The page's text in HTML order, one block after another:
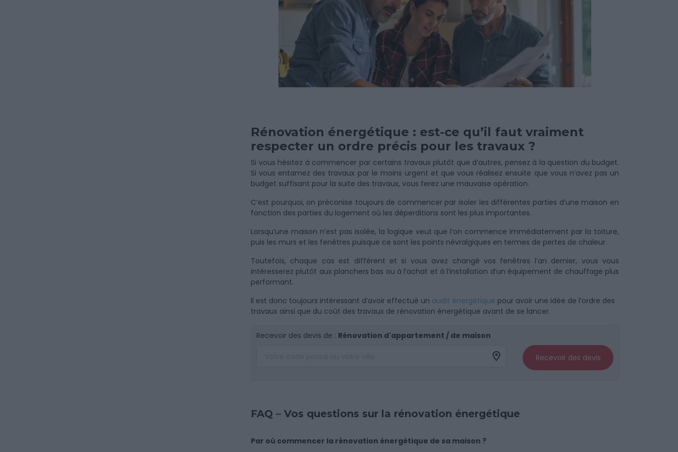
Rénovation énergétique : est-ce qu’il faut vraiment
respecter un ordre précis pour les travaux ?
Si vous hésitez à commencer par certains travaux plutôt que d’autres, pensez à la question du budget.
Si vous entamez des travaux par le moins urgent et que vous réalisez ensuite que vous n’avez pas un
budget suffisant pour la suite des travaux, vous ferez une mauvaise opération.
C’est pourquoi, on préconise toujours de commencer par isoler les différentes parties d’une maison en
fonction des parties du logement où les déperditions sont les plus importantes.
Lorsqu’une maison n’est pas isolée, la logique veut que l’on commence immédiatement par la toiture,
puis les murs et les fenêtres puisque ce sont les points névralgiques en termes de pertes de chaleur.
Toutefois, chaque cas est différent et si vous avez changé vos fenêtres l’an dernier, vous vous
intéresserez plutôt aux planchers bas ou à l’achat et à l’installation d’un équipement de chauffage plus
performant.
Il est donc toujours intéressant d’avoir effectué un audit énergétique pour avoir une idée de l’ordre des
travaux ainsi que du coût des travaux de rénovation énergétique avant de se lancer.
Recevoir des devis de : Rénovation d'appartement / de maison
Recevoir des devis
FAQ – Vos questions sur la rénovation énergétique
Par où commencer la rénovation énergétique de sa maison ?